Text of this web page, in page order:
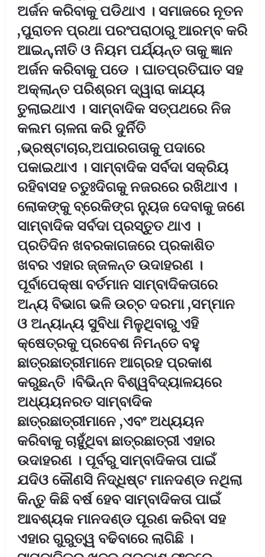
ଅର୍ଜନ କରିବାକୁ ପଡିଥାଏ । ସମାଜରେ ନୂତନ
,ପୁରାତନ ପ୍ରଥା ପରଂପରାଠାରୁ ଆରମ୍ବ କରି
ଆଇନ୍,ନୀତି ଓ ନିୟମ ପର୍ଯ୍ୟନ୍ତ ତାକୁ ଜ୍ଞାନ
ଅର୍ଜନ କରିବାକୁ ପଡେ । ଘାତପ୍ରତିଘାତ ସହ
ଅକ୍ଲାନ୍ତ ପରିଶ୍ରମ ଦ୍ୱାରା କାଯ୍ୟ
ତୁଲାଇଥାଏ । ସାମ୍ବାଦିକ ସତ୍ପଥରେ ନିଜ
କଲମ ଚାଳନା କରି ଦୁର୍ନିତି
,ଭ୍ରଷ୍ଟାଚାର,ଅପାରଗତାକୁ ପଦାରେ
ପକାଇଥାଏ । ସାମ୍ବାଦିକ ସର୍ବଦା ସକ୍ରିୟ
ରହିବାସହ ଚତୁଃଦିଗକୁ ନଜରରେ ରଖିଥାଏ ।
ଲୋକଙ୍କୁ ବ୍ରେକିଙ୍ଗ ନ୍ୟୁଜ ଦେବାକୁ ଜଣେ
ସାମ୍ବାଦିକ ସର୍ବଦା ପ୍ରସ୍ତୁତ ଥାଏ ।
ପ୍ରତିଦିନ ଖବରକାଗଜରେ ପ୍ରକାଶିତ
ଖବର ଏହାର ଜ୍ଜଳନ୍ତ ଉଦାହରଣ ।
ପୂର୍ବାପେକ୍ଷା ବର୍ତମାନ ସାମ୍ବାଦିକତାରେ
ଅନ୍ୟ ବିଭାଗ ଭଳି ଉଚ୍ଚ ଦରମା ,ସମ୍ମାନ
ଓ ଅନ୍ୟାନ୍ୟ ସୁବିଧା ମିଳୁଥିବାରୁ ଏହି
କ୍ଷେତ୍ରକୁ ପ୍ରବେଶ ନିମନ୍ତେ ବହୁ
ଛାତ୍ରଛାତ୍ରୀମାନେ ଆଗ୍ରହ ପ୍ରକାଶ
କରୁଛନ୍ତି ।ବିଭିନ୍ନ ବିଶ୍ୱବିଦ୍ୟାଳୟରେ
ଅଧ୍ୟୟନରତ ସାମ୍ବାଦିକ
ଛାତ୍ରଛାତ୍ରୀମାନେ ,ଏବଂ ଅଧ୍ୟୟନ
କରିବାକୁ ଚାହୁଁଥିବା ଛାତ୍ରଛାତ୍ରୀ ଏହାର
ଉଦାହରଣ । ପୂର୍ବରୁ ସାମ୍ବାଦିକତା ପାଇଁ
ଯଦିଓ କୌଣସି ନିଦ୍ଧିଷ୍ଟ ମାନଦଣ୍ଡ ନଥିଲା
କିନ୍ତୁ କିଛି ବର୍ଷ ହେବ ସାମ୍ବାଦିକତା ପାଇଁ
ଆବଶ୍ୟକ ମାନଦଣ୍ଡ ପୂରଣ କରିବା ସହ
ଏହାର ଗୁରୁତ୍ୱ ବଢିବାରେ ଲାଗିଛି ।